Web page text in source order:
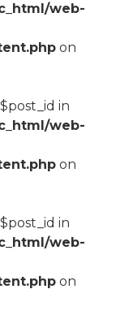
web-
on
in
web-
on
in
web-
on